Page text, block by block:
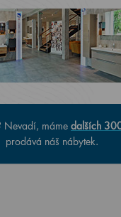
Nevadí, máme dalších
prodává náš nábytek.